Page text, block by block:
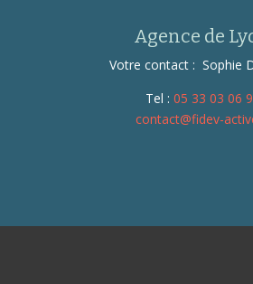
Agence de
Votre contact : Sophie
Tel : 05 33 03 06
contact@fidev-